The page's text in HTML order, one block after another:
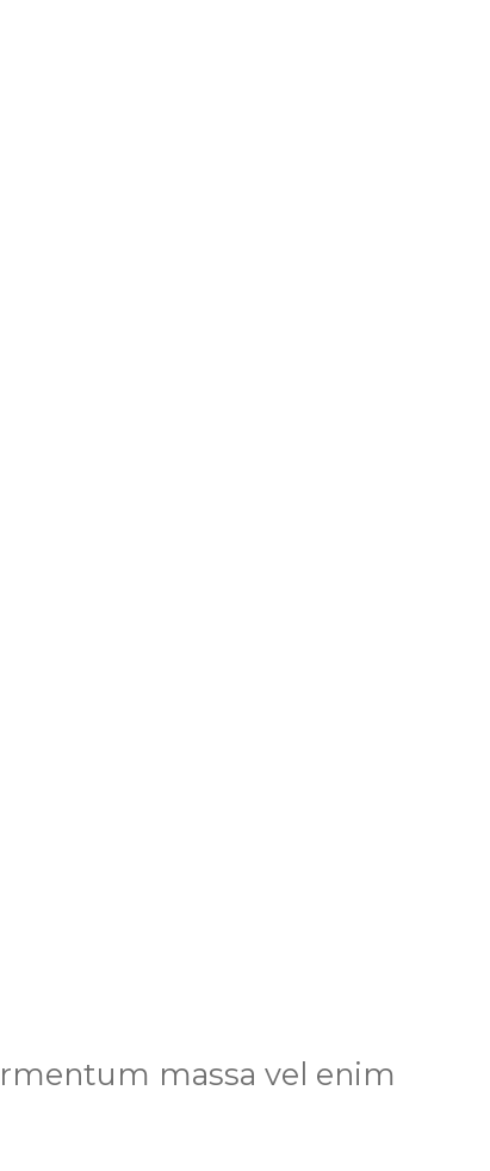
massa vel enim